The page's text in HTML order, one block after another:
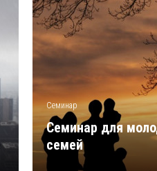
Семинар
Семинар для
семей